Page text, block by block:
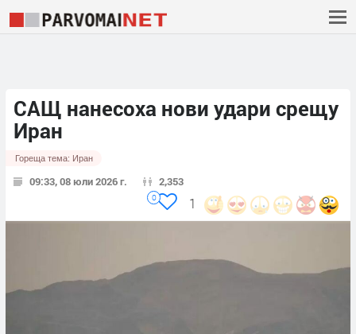
САЩ нанесоха нови удари срещу
Иран
Гореща тема: Иран
09:33, 08 юли 2026 г. 2,353
1
0